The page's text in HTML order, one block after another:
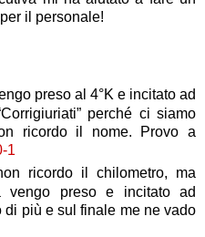
il personale!
preso al 4°K e incitato ad
perché ci siamo
ricordo il nome. Provo a
1
ricordo il chilometro, ma
preso e incitato ad
di più e sul finale me ne vado